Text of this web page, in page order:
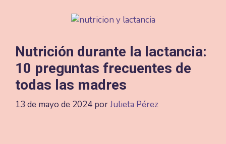
Nutrición durante la lactancia:
10 preguntas frecuentes de
todas las madres
13 de mayo de 2024 porJulieta Pérez